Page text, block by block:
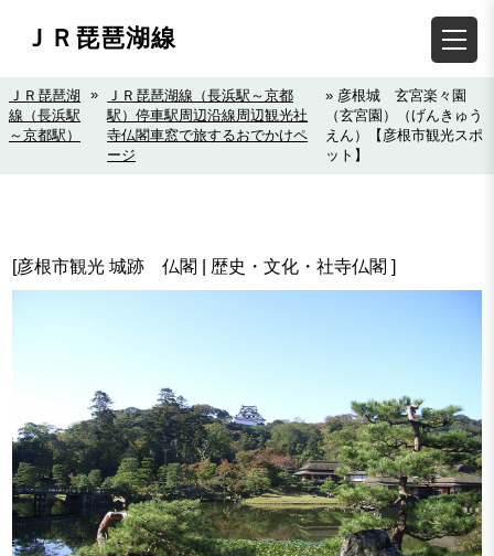
ＪＲ琵琶湖線
ＪＲ琵琶湖
線（長浜駅
～京都駅）
»
ＪＲ琵琶湖線（長浜駅～京都
駅）停車駅周辺沿線周辺観光社
寺仏閣車窓で旅するおでかけペ
ージ
» 彦根城 玄宮楽々園
（玄宮園）（げんきゅう
えん）【彦根市観光スポ
ット】
[彦根市観光 城跡 仏閣 | 歴史・文化・社寺仏閣 ]